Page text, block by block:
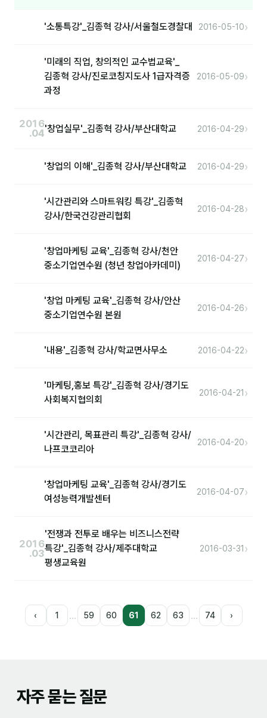
영상자료실
자주 묻는 질문
'소통특강'_김종혁 강사/서울철도경찰대 2016-05-10›
'미래의 직업, 창의적인 교수법교육'_
김종혁 강사/진로코칭지도사 1급자격증
과정
2016-05-09›
2016
.04'창업실무'_김종혁 강사/부산대학교 2016-04-29›
'창업의 이해'_김종혁 강사/부산대학교 2016-04-29›
'시간관리와 스마트워킹 특강'_김종혁
강사/한국건강관리협회
2016-04-28›
'창업마케팅 교육'_김종혁 강사/천안
중소기업연수원 (청년 창업아카데미)
2016-04-27›
'창업 마케팅 교육'_김종혁 강사/안산
중소기업연수원 본원
2016-04-26›
'내용'_김종혁 강사/학교면사무소 2016-04-22›
'마케팅,홍보 특강'_김종혁 강사/경기도
사회복지협의회
2016-04-21 ›
'시간관리, 목표관리 특강'_김종혁 강사/
나프코코리아
2016-04-20›
'창업마케팅 교육'_김종혁 강사/경기도
여성능력개발센터
2016-04-07›
2016
.03
'전쟁과 전투로 배우는 비즈니스전략
특강'_김종혁 강사/제주대학교
평생교육원
2016-03-31 ›
‹ 1 … 59 60 61 62 63 … 74 ›
자주 묻는 질문